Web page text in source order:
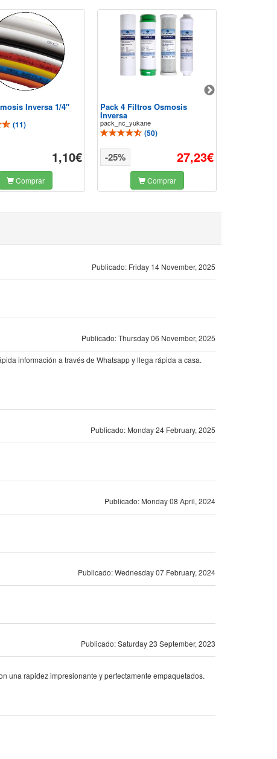
Inversa 1/4"
(11)
1,10€
Comprar
Pack 4 Filtros Osmosis
Inversa
pack_nc_yukane
(50)
27,23€
-25%
Comprar
Publicado: Friday 14 November, 2025
Publicado: Thursday 06 November, 2025
información a través de Whatsapp y llega rápida a casa.
Publicado: Monday 24 February, 2025
Publicado: Monday 08 April, 2024
Publicado: Wednesday 07 February, 2024
Publicado: Saturday 23 September, 2023
una rapidez impresionante y perfectamente empaquetados.